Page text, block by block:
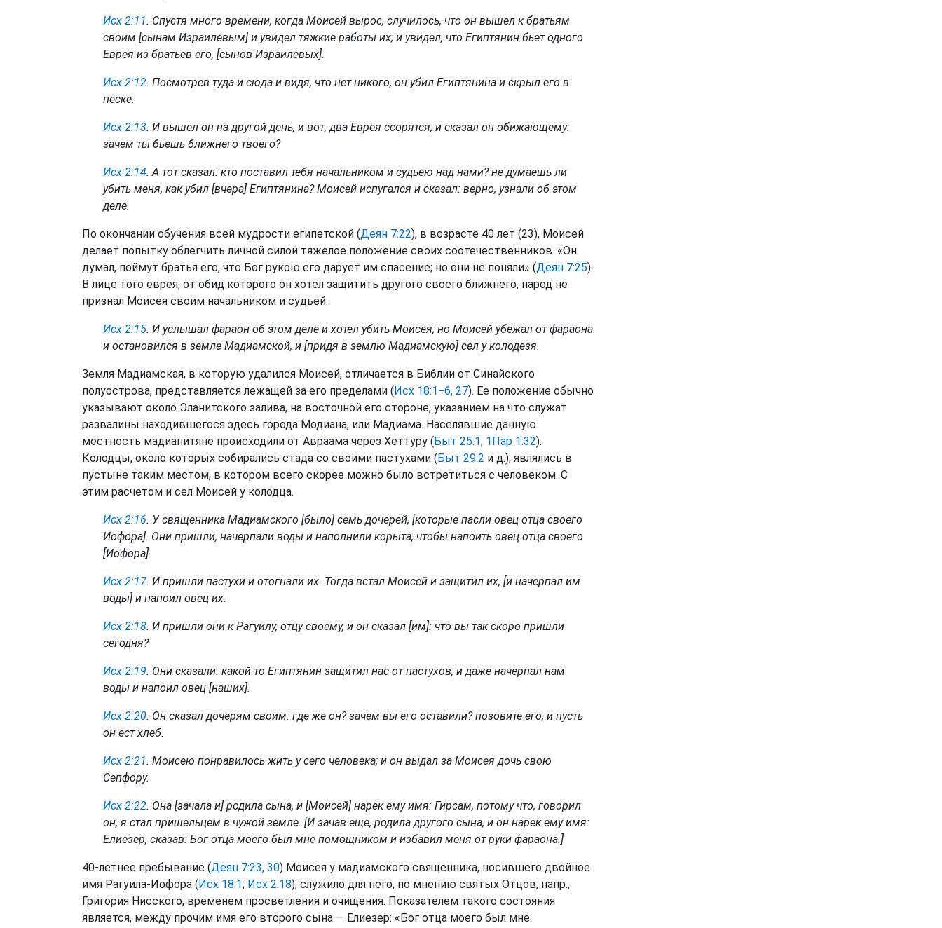
Исх 2:11. Спустя много времени, когда Моисей вырос, случилось, что он вышел к братьям
своим [сынам Израилевым] и увидел тяжкие работы их; и увидел, что Египтянин бьет одного
Еврея из братьев его, [сынов Израилевых].
Исх 2:12. Посмотрев туда и сюда и видя, что нет никого, он убил Египтянина и скрыл его в
песке.
Исх 2:13. И вышел он на другой день, и вот, два Еврея ссорятся; и сказал он обижающему:
зачем ты бьешь ближнего твоего?
Исх 2:14. А тот сказал: кто поставил тебя начальником и судьею над нами? не думаешь ли
убить меня, как убил [вчера] Египтянина? Моисей испугался и сказал: верно, узнали об этом
деле.
По окончании обучения всей мудрости египетской (Деян 7:22), в возрасте 40 лет (23), Моисей
делает попытку облегчить личной силой тяжелое положение своих соотечественников. «Он
думал, поймут братья его, что Бог рукою его дарует им спасение; но они не поняли» (Деян 7:25).
В лице того еврея, от обид которого он хотел защитить другого своего ближнего, народ не
признал Моисея своим начальником и судьей.
Исх 2:15. И услышал фараон об этом деле и хотел убить Моисея; но Моисей убежал от фараона
и остановился в земле Мадиамской, и [придя в землю Мадиамскую] сел у колодезя.
Земля Мадиамская, в которую удалился Моисей, отличается в Библии от Синайского
полуострова, представляется лежащей за его пределами (Исх 18:1−6, 27). Ее положение обычно
указывают около Эланитского залива, на восточной его стороне, указанием на что служат
развалины находившегося здесь города Модиана, или Мадиама. Населявшие данную
местность мадианитяне происходили от Авраама через Хеттуру (Быт 25:1, 1Пар 1:32).
Колодцы, около которых собирались стада со своими пастухами (Быт 29:2 и д.), являлись в
пустыне таким местом, в котором всего скорее можно было встретиться с человеком. С
этим расчетом и сел Моисей у колодца.
Исх 2:16. У священника Мадиамского [было] семь дочерей, [которые пасли овец отца своего
Иофора]. Они пришли, начерпали воды и наполнили корыта, чтобы напоить овец отца своего
[Иофора].
Исх 2:17. И пришли пастухи и отогнали их. Тогда встал Моисей и защитил их, [и начерпал им
воды] и напоил овец их.
Исх 2:18. И пришли они к Рагуилу, отцу своему, и он сказал [им]: что вы так скоро пришли
сегодня?
Исх 2:19. Они сказали: какой-то Египтянин защитил нас от пастухов, и даже начерпал нам
воды и напоил овец [наших].
Исх 2:20. Он сказал дочерям своим: где же он? зачем вы его оставили? позовите его, и пусть
он ест хлеб.
Исх 2:21. Моисею понравилось жить у сего человека; и он выдал за Моисея дочь свою
Сепфору.
Исх 2:22. Она [зачала и] родила сына, и [Моисей] нарек ему имя: Гирсам, потому что, говорил
он, я стал пришельцем в чужой земле. [И зачав еще, родила другого сына, и он нарек ему имя:
Елиезер, сказав: Бог отца моего был мне помощником и избавил меня от руки фараона.]
40-летнее пребывание (Деян 7:23, 30) Моисея у мадиамского священника, носившего двойное
имя Рагуила-Иофора (Исх 18:1; Исх 2:18), служило для него, по мнению святых Отцов, напр.,
Григория Нисского, временем просветления и очищения. Показателем такого состояния
является, между прочим имя его второго сына — Елиезер: «Бог отца моего был мне